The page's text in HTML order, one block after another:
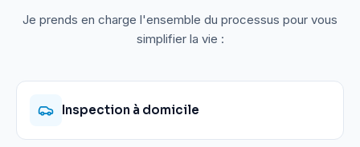
Je prends en charge l'ensemble du processus pour vous
simplifier la vie :
Inspection à domicile